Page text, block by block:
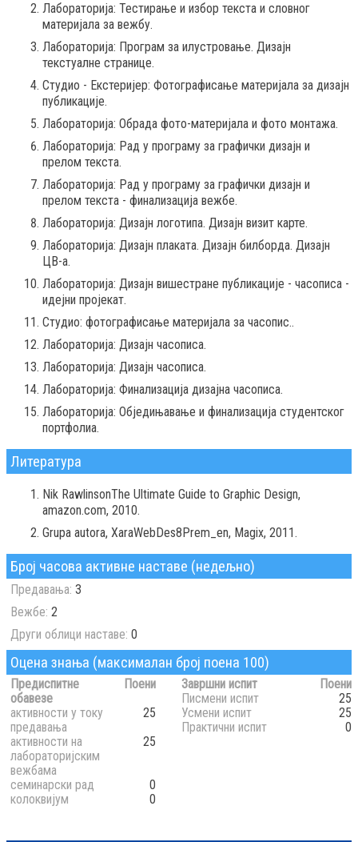
Лабораторија: Тестирање и избор текста и словног
материјала за вежбу.
Лабораторија: Програм за илустровање. Дизајн
текстуалне странице.
Студио - Екстеријер: Фотографисање материјала за дизајн
публикације.
Лабораторија: Обрада фото-материјала и фото монтажа.
Лабораторија: Рад у програму за графички дизајн и
прелoм текста.
Лабораторија: Рад у програму за графички дизајн и
прелом текста - финализација вежбе.
Лабораторија: Дизајн логотипа. Дизајн визит карте.
Лабораторија: Дизајн плаката. Дизајн билборда. Дизајн
ЦВ-а.
Лабораторија: Дизајн вишестране публикације - часописа -
идејни пројекат.
Студио: фотографисање материјала за часопис..
Лабораторија: Дизајн часописа.
Лабораторија: Дизајн часописа.
Лабораторија: Финализација дизајна часописа.
Лабораторија: Обједињавање и финализација студентског
портфолиа.
Литература
Nik RawlinsonThe Ultimate Guide to Graphic Design,
amazon.com, 2010.
Grupa autora, XaraWebDes8Prem_en, Magix, 2011.
Број часова активне наставе (недељно)
Предавања: 3
Вежбе: 2
Други облици наставе: 0
Оцена знања (максималан број поена 100)
Предиспитне
обавезе
Поени
активности у току
предавања
25
активности на
лабораторијским
вежбама
25
семинарски рад
0
колоквијум
0
Завршни испит
Поени
Писмени испит
25
Усмени испит
25
Практични испит
0